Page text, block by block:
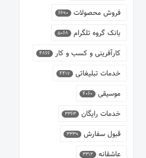
فروش محصولات 6690
بانک گروه تلگرام 5068
کارآفرینی و کسب و کار 4866
خدمات تبلیغاتی 4417
موسیقی 4060
خدمات رایگان 3363
قبول سفارش 3339
عاشقانه 3312